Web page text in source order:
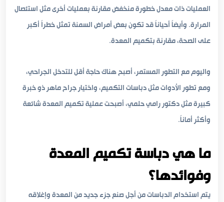
العمليات ذات معدل خطورة منخفض مقارنة بعمليات أخرى مثل استئصال
المرارة. وأيضاً أحياناً قد تكون بعض أمراض السمنة تمثل خطراً أكبر
على الصحة، مقارنة بتكميم المعدة.
واليوم مع التطور المستمر، أصبح هناك حاجة أقل للتدخل الجراحي،
ومع تطور الأدوات مثل دباسات التكميم، واختيار جراح ماهر ذو خبرة
كبيرة مثل دكتور رامي حلمي، أصبحت عملية تكميم المعدة شائعة
وأكثر أماناً.
ما هي دباسة تكميم المعدة
وفوائدها؟
يتم استخدام الدباسات من أجل صنع جزء جديد من المعدة وإغلاقه